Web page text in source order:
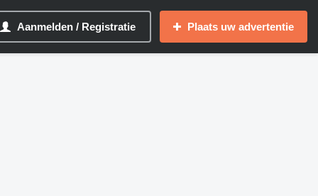
Aanmelden / Registratie Plaats uw advertentie